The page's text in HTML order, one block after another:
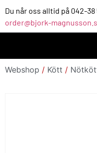
Du når oss alltid på 042-38
order@bjork-
Webshop / Kött /